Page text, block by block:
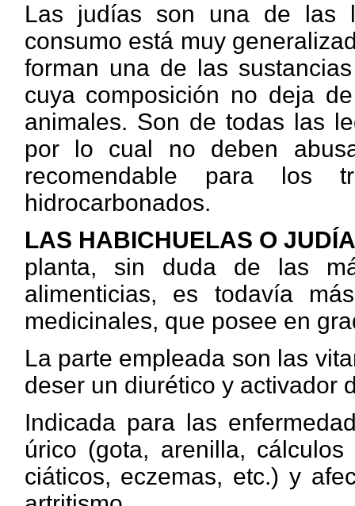
Las judías son una de las
consumo está muy
forman una de las
cuya composición no deja
animales. Son de todas las
por lo cual no deben
recomendable para los
hidrocarbonados.
LAS HABICHUELAS O
planta, sin duda de las
alimenticias, es todavía
medicinales, que posee en
La parte empleada son las
deser un diurético y activador
Indicada para las
úrico (gota, arenilla,
ciáticos, eczemas, etc.) y